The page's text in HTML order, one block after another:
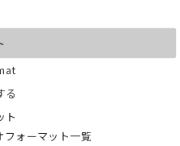
る
ト
ォーマット一覧